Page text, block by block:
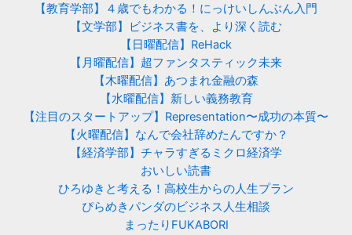
【教育学部】４歳でもわかる！にっけいしんぶん入門
【文学部】ビジネス書を、より深く読む
【日曜配信】ReHack
【月曜配信】超ファンタスティック未来
【木曜配信】あつまれ金融の森
【水曜配信】新しい義務教育
【注目のスタートアップ】Representation〜成功の本質〜
【火曜配信】なんで会社辞めたんですか？
【経済学部】チャラすぎるミクロ経済学
おいしい読書
ひろゆきと考える！高校生からの人生プラン
ぴらめきパンダのビジネス人生相談
まったりFUKABORI